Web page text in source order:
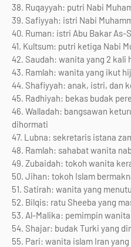
38. Ruqayyah: putri Nabi
39. Safiyyah: istri Nabi
40. Ruman: istri Abu Bakar As-
41. Kultsum: putri ketiga Nabi
42. Saudah: wanita yang 2 kali
43. Ramlah: wanita yang ikut
44. Shafiyyah: anak, istri, dan
45. Radhiyah: bekas budak
46. Walladah: bangsawan
dihormati
47. Lubna: sekretaris istana
48. Ramlah: sahabat wanita
49. Zubaidah: tokoh wanita
50. Jihan: tokoh Islam
51. Satirah: wanita yang
52. Bilqis: ratu Sheeba yang
53. Al-Malika: pemimpin
54. Shajar: budak Turki yang
55. Pari: wanita islam Iran